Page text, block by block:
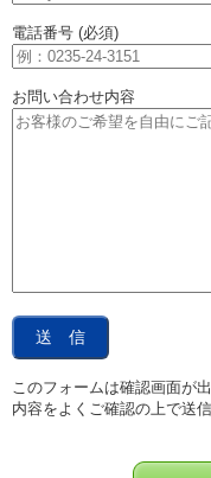
電話番号 (必須)
お問い合わせ内容
このフォームは確認画面が出
内容をよくご確認の上で送